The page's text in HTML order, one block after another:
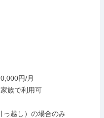
円/月
族で利用可
越し）の場合のみ